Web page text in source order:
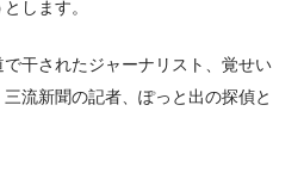
します。
干されたジャーナリスト、覚せい
流新聞の記者、ぽっと出の探偵と